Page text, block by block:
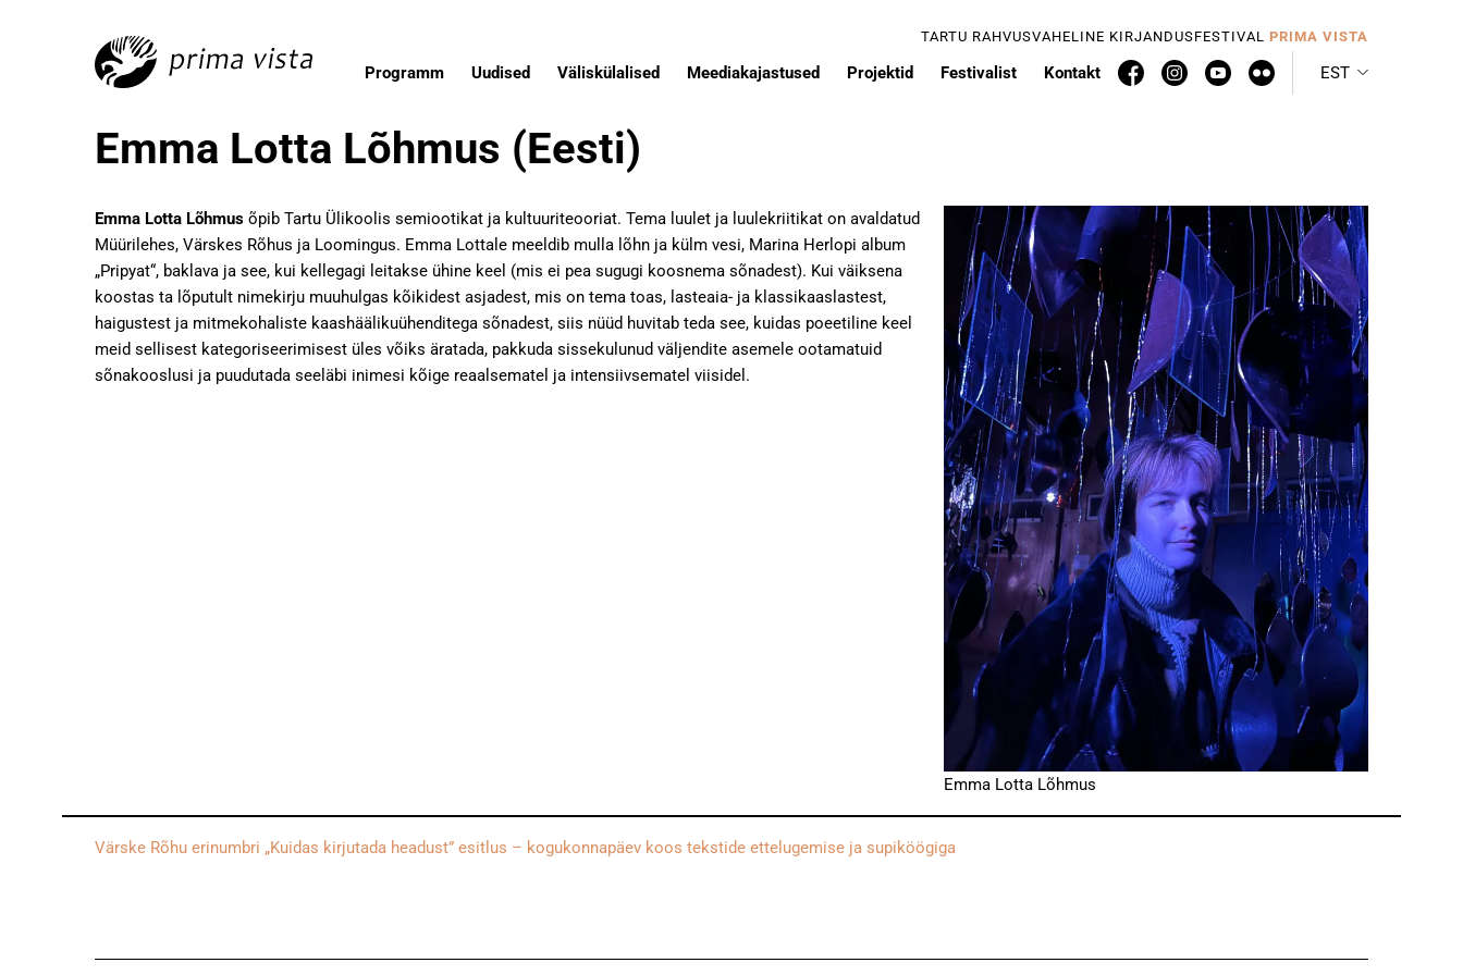
TARTU RAHVUSVAHELINE KIRJANDUSFESTIVAL PRIMA VISTA
Programm Uudised Väliskülalised Meediakajastused Projektid Festivalist Kontakt EST
Emma Lotta Lõhmus (Eesti)
Emma Lotta Lõhmus õpib Tartu Ülikoolis semiootikat ja kultuuriteooriat. Tema luulet ja luulekriitikat on avaldatud
Müürilehes, Värskes Rõhus ja Loomingus. Emma Lottale meeldib mulla lõhn ja külm vesi, Marina Herlopi album
„Pripyat“, baklava ja see, kui kellegagi leitakse ühine keel (mis ei pea sugugi koosnema sõnadest). Kui väiksena
koostas ta lõputult nimekirju muuhulgas kõikidest asjadest, mis on tema toas, lasteaia- ja klassikaaslastest,
haigustest ja mitmekohaliste kaashäälikuühenditega sõnadest, siis nüüd huvitab teda see, kuidas poeetiline keel
meid sellisest kategoriseerimisest üles võiks äratada, pakkuda sissekulunud väljendite asemele ootamatuid
sõnakooslusi ja puudutada seeläbi inimesi kõige reaalsematel ja intensiivsematel viisidel.
Emma Lotta Lõhmus
Värske Rõhu erinumbri „Kuidas kirjutada headust” esitlus – kogukonnapäev koos tekstide ettelugemise ja supiköögiga